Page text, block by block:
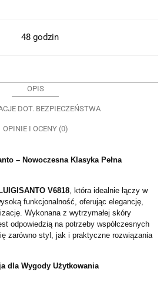
48 godzin
OPIS
DOT. BEZPIECZEŃSTWA
OPINIE I OCENY (0)
– Nowoczesna Klasyka Pełna
V6818 , która idealnie łączy w
funkcjonalność, oferując elegancję,
Wykonana z wytrzymałej skóry
odpowiedzią na potrzeby współczesnych
zarówno styl, jak i praktyczne rozwiązania
dla Wygody Użytkowania